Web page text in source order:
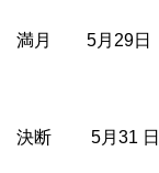
満月 5月29日
決断 5月31 日